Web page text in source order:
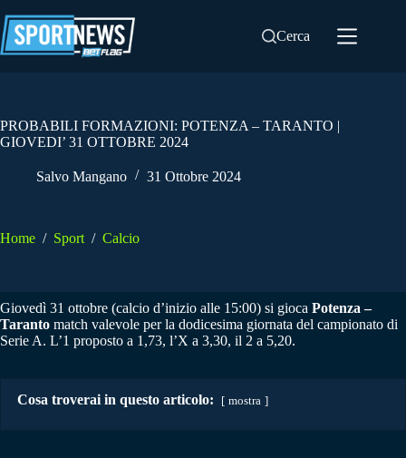
al
contenuto
Cerca
PROBABILI FORMAZIONI: POTENZA – TARANTO |
GIOVEDI’ 31 OTTOBRE 2024
Salvo Mangano 31 Ottobre 2024
Home / Sport / Calcio
Giovedì 31 ottobre (calcio d’inizio alle 15:00) si gioca Potenza –
Taranto match valevole per la dodicesima giornata del campionato di
Serie A. L’1 proposto a 1,73, l’X a 3,30, il 2 a 5,20.
Cosa troverai in questo articolo: mostra